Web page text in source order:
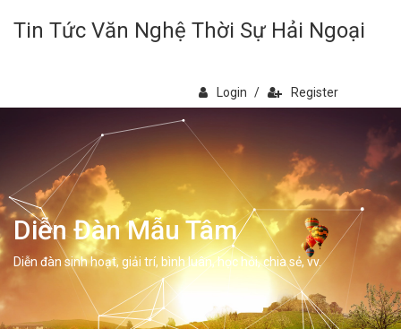
Tin Tức Văn Nghệ Thời Sự Hải Ngoại
Login / Register
Diễn Đàn Mẫu Tâm
Diễn đàn sinh hoạt, giải trí, bình luân, học hỏi, chia sẻ, vv.